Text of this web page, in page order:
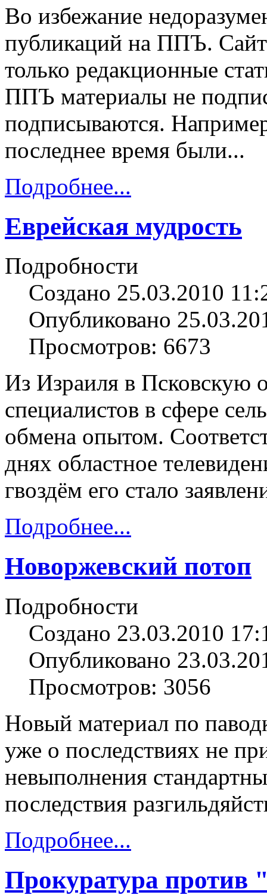
Во избежание
публикаций на ППЪ.
только редакционные
ППЪ материалы не
подписываются.
последнее время были...
Подробнее...
Еврейская мудрость
Подробности
Создано 25.03.2010
Опубликовано
Просмотров: 6673
Из Израиля в Псковскую
специалистов в сфере
обмена опытом.
днях областное
гвоздём его стало
Подробнее...
Новоржевский потоп
Подробности
Создано 23.03.2010
Опубликовано
Просмотров: 3056
Новый материал по
уже о последствиях не
невыполнения
последствия
Подробнее...
Прокуратура против